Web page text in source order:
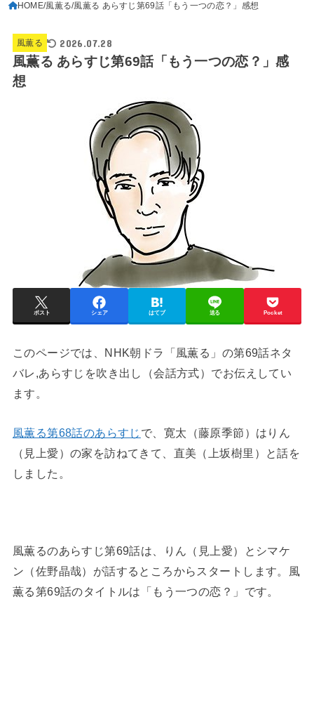
HOME 風薫る 風薫る あらすじ第69話「もう一つの恋？」感想
風薫る 2026.07.28
風薫る あらすじ第69話「もう一つの恋？」感
想
ポスト シェア はてブ 送る Pocket
このページでは、NHK朝ドラ「風薫る」の第69話ネタ
バレ,あらすじを吹き出し（会話方式）でお伝えしてい
ます。
風薫る第68話のあらすじ で、寛太（藤原季節）はりん
（見上愛）の家を訪ねてきて、直美（上坂樹里）と話を
しました。
風薫るのあらすじ第69話は、りん（見上愛）とシマケ
ン（佐野晶哉）が話するところからスタートします。風
薫る第69話のタイトルは「もう一つの恋？」です。